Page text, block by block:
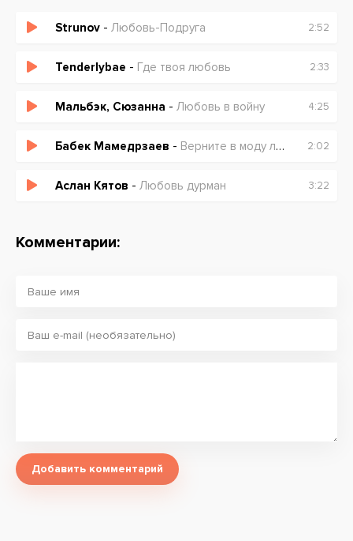
в любовьStrunov - Любовь-Подруга 2:52
Tenderlybae - Где твоя любовь 2:33
Мальбэк, Сюзанна - Любовь в войну 4:25
Бабек Мамедрзаев - Верните в моду любовь (Intro) (Intro) 2:02
Аслан Кятов - Любовь дурман 3:22
Комментарии:
Добавить комментарий